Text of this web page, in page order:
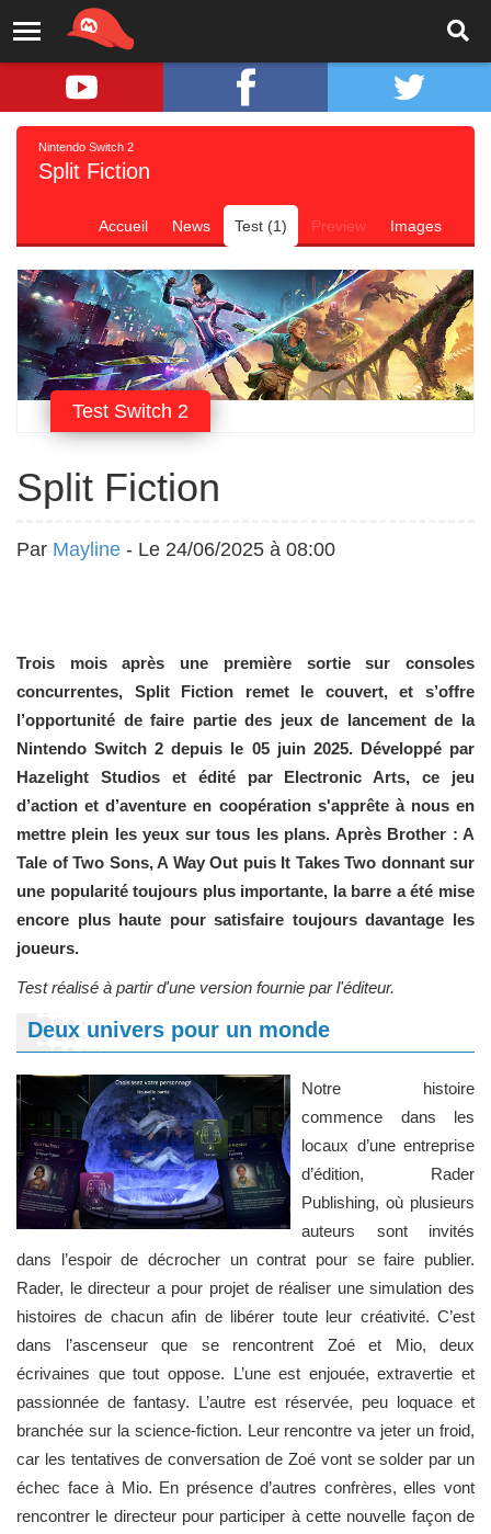
Nintendo Switch 2
Split Fiction
Accueil News Test (1) Preview Images
Test Switch 2
Split Fiction
Par Mayline - Le 24/06/2025 à 08:00
Trois mois après une première sortie sur consoles
concurrentes, Split Fiction remet le couvert, et s’offre
l’opportunité de faire partie des jeux de lancement de la
Nintendo Switch 2 depuis le 05 juin 2025. Développé par
Hazelight Studios et édité par Electronic Arts, ce jeu
d’action et d’aventure en coopération s'apprête à nous en
mettre plein les yeux sur tous les plans. Après Brother : A
Tale of Two Sons, A Way Out puis It Takes Two donnant sur
une popularité toujours plus importante, la barre a été mise
encore plus haute pour satisfaire toujours davantage les
joueurs.
Test réalisé à partir d'une version fournie par l'éditeur.
Deux univers pour un monde
Notre histoire
commence dans les
locaux d’une entreprise
d’édition, Rader
Publishing, où plusieurs
auteurs sont invités
dans l’espoir de décrocher un contrat pour se faire publier.
Rader, le directeur a pour projet de réaliser une simulation des
histoires de chacun afin de libérer toute leur créativité. C’est
dans l’ascenseur que se rencontrent Zoé et Mio, deux
écrivaines que tout oppose. L’une est enjouée, extravertie et
passionnée de fantasy. L’autre est réservée, peu loquace et
branchée sur la science-fiction. Leur rencontre va jeter un froid,
car les tentatives de conversation de Zoé vont se solder par un
échec face à Mio. En présence d’autres confrères, elles vont
rencontrer le directeur pour participer à cette nouvelle façon de